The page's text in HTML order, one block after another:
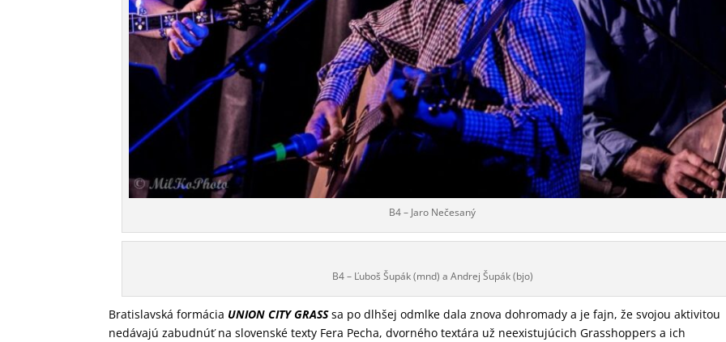
B4 – Jaro Nečesaný
B4 – Ľuboš Šupák (mnd) a Andrej Šupák (bjo)
Bratislavská formácia UNION CITY GRASSsa po dlhšej odmlke dala znova dohromady a je fajn, že svojou aktivitou
nedávajú zabudnúť na slovenské texty Fera Pecha, dvorného textára už neexistujúcich Grasshoppers a ich